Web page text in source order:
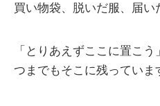
買い物袋、脱いだ服、届い
「とりあえずここに置こ
つまでもそこに残っていま